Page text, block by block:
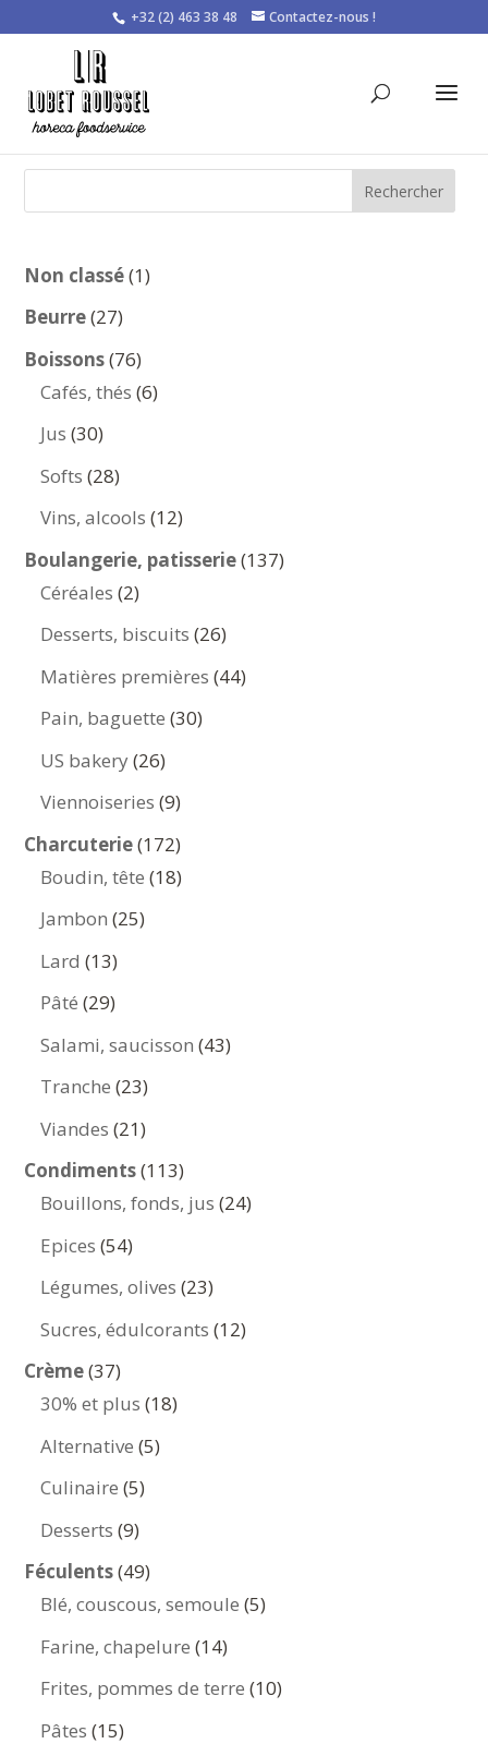
+32 (2) 463 38 48 Contactez-nous !
Rechercher
Non classé 11
Beurre 2727
produits
Boissons 7676
produits
Cafés, thés 66
Jus 3030
produits
Softs 2828
produits
Vins, alcools 1212
produits
Boulangerie, patisserie 137137
Céréales 22
produits
Desserts, biscuits 2626
produits
Matières premières 4444
Pain, baguette 3030
US bakery 2626
produits
Viennoiseries 99
produits
Charcuterie 172172
produits
Boudin, tête 1818
Jambon 2525
Lard 1313
produits
Pâté 2929
produits
Salami, saucisson 4343
Tranche 2323
produits
Viandes 2121
produits
Condiments 113113
produits
Bouillons, fonds, jus 2424
Epices 5454
produits
Légumes, olives 2323
produits
Sucres, édulcorants 1212
Crème 3737
produits
30% et plus 1818
Alternative 55
Culinaire 55
Desserts 99
produits
Féculents 4949
produits
Blé, couscous, semoule 55
Farine, chapelure 1414
produits
Frites, pommes de terre 1010
Pâtes 1515